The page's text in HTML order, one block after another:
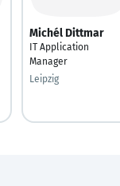
Michél Dittmar
IT Application
Manager
Leipzig